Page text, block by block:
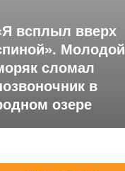
всплыл вверх
Молодой
сломал
в
озере